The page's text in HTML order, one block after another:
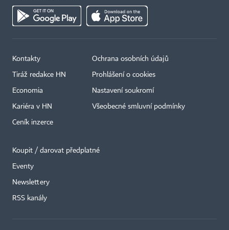
Kontakty
Tiráž redakce HN
Economia
Kariéra v HN
Ceník inzerce
Ochrana osobních údajů
Prohlášení o cookies
Nastavení soukromí
Všeobecné smluvní podmínky
Koupit / darovat předplatné
Eventy
Newslettery
RSS kanály